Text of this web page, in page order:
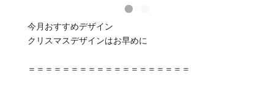
今月おすすめデザイン
クリスマスデザインはお早めに
＝＝＝＝＝＝＝＝＝＝＝＝＝＝＝＝＝＝＝